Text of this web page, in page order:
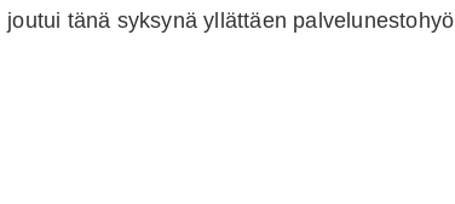
tänä syksynä yllättäen